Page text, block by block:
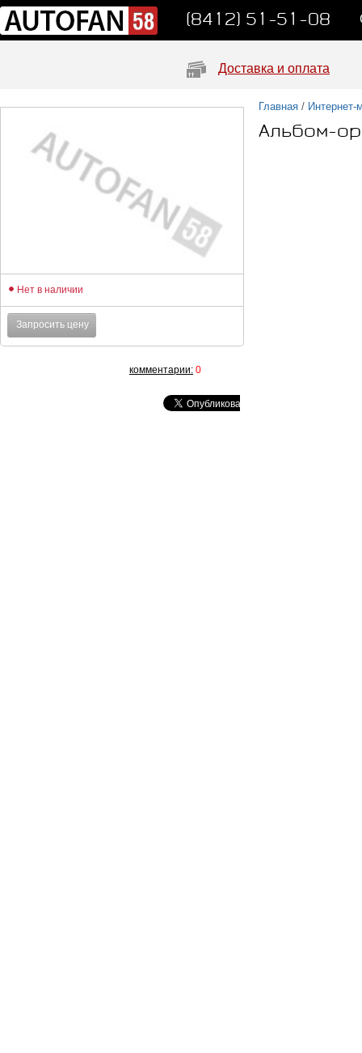
(8412) 51-51-08
Доставка и оплата
Главная / Интернет-
Альбом-
Нет в наличии
Запросить цену
комментарии: 0